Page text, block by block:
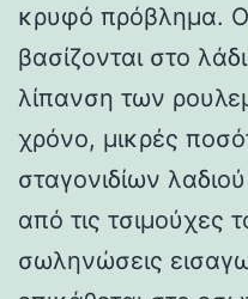
κρυφό πρόβλημα.
βασίζονται στο
λίπανση των
χρόνο, μικρές
σταγονιδίων
από τις τσιμούχες
σωληνώσεις